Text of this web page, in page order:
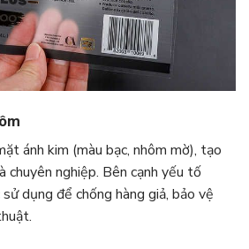
ánh kim (màu bạc, nhôm mờ), tạo
chuyên nghiệp. Bên cạnh yếu tố
dụng để chống hàng giả, bảo vệ
.